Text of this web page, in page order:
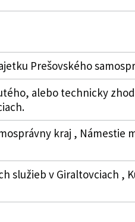
Prešovského
alebo technicky
kraj , Námestie
služieb v Giraltovciach ,